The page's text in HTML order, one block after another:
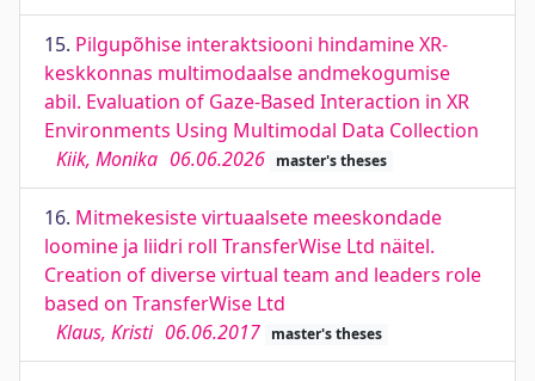
15. Pilgupõhise interaktsiooni hindamine XR-
keskkonnas multimodaalse andmekogumise
abil. Evaluation of Gaze-Based Interaction in XR
Environments Using Multimodal Data Collection
Kiik, Monika 06.06.2026 master's theses
16. Mitmekesiste virtuaalsete meeskondade
loomine ja liidri roll TransferWise Ltd näitel.
Creation of diverse virtual team and leaders role
based on TransferWise Ltd
Klaus, Kristi 06.06.2017 master's theses